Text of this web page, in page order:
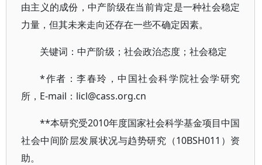
由主义的成份，中产阶级在当前肯定是一种社会稳定
力量，但其未来走向还存在一些不确定因素。
关键词：中产阶级；社会政治态度；社会稳定
*作者：李春玲，中国社会科学院社会学研究
所，E-mail：licl@cass.org.cn
**本研究受2010年度国家社会科学基金项目中国
社会中间阶层发展状况与趋势研究（10BSH011）资
助。